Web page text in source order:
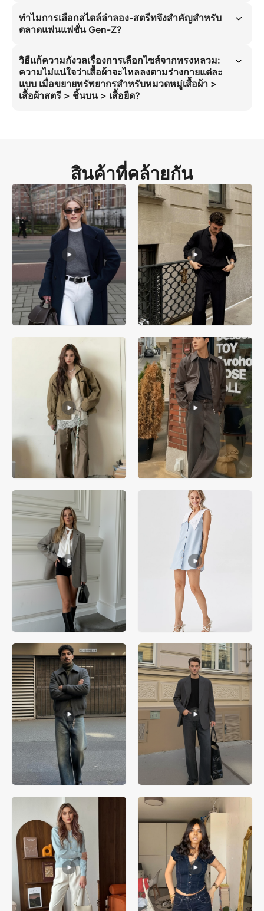
มั่นใจว่าการไหลของผ้าและเคลื่อนไหวเป็นธรรมชาติผ่านการสาธิตการ
เคลื่อนไหว 360° แก้ปัญหาการรับรู้ Uncanny Valley สำหรับทรงหลวม
ทำไมการเลือกสไตล์ลำลอง-สตรีทจึงสำคัญสำหรับ
ตลาดแฟนแฟชั่น Gen-Z?
และผ้าที่ไหลอย่างเป็นธรรมชาติในวิดีโอสร้างความเชี่ยวชาญในหมวดหมู่
ขับเคลื่อนการแปลงเป็นผู้ซื้อโดยตรงตามความต้องการที่ละเอียดของตลาด
วิธีแก้ความกังวลเรื่องการเลือกไซส์จากทรงหลวม:
ความไม่แน่ใจว่าเสื้อผ้าจะไหลลงตามร่างกายแต่ละ
แบบ เมื่อขยายทรัพยากรสำหรับหมวดหมู่เสื้อผ้า >
เสื้อผ้าสตรี > ชิ้นบน > เสื้อยืด?
สินค้าที่คล้ายกัน